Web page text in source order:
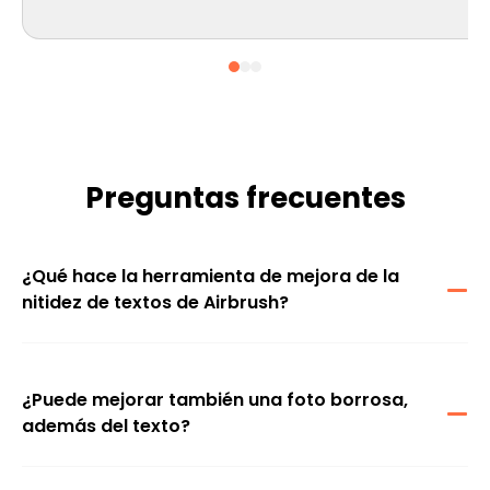
Preguntas frecuentes
¿Qué hace la herramienta de mejora de la
nitidez de textos de Airbrush?
¿Puede mejorar también una foto borrosa,
además del texto?